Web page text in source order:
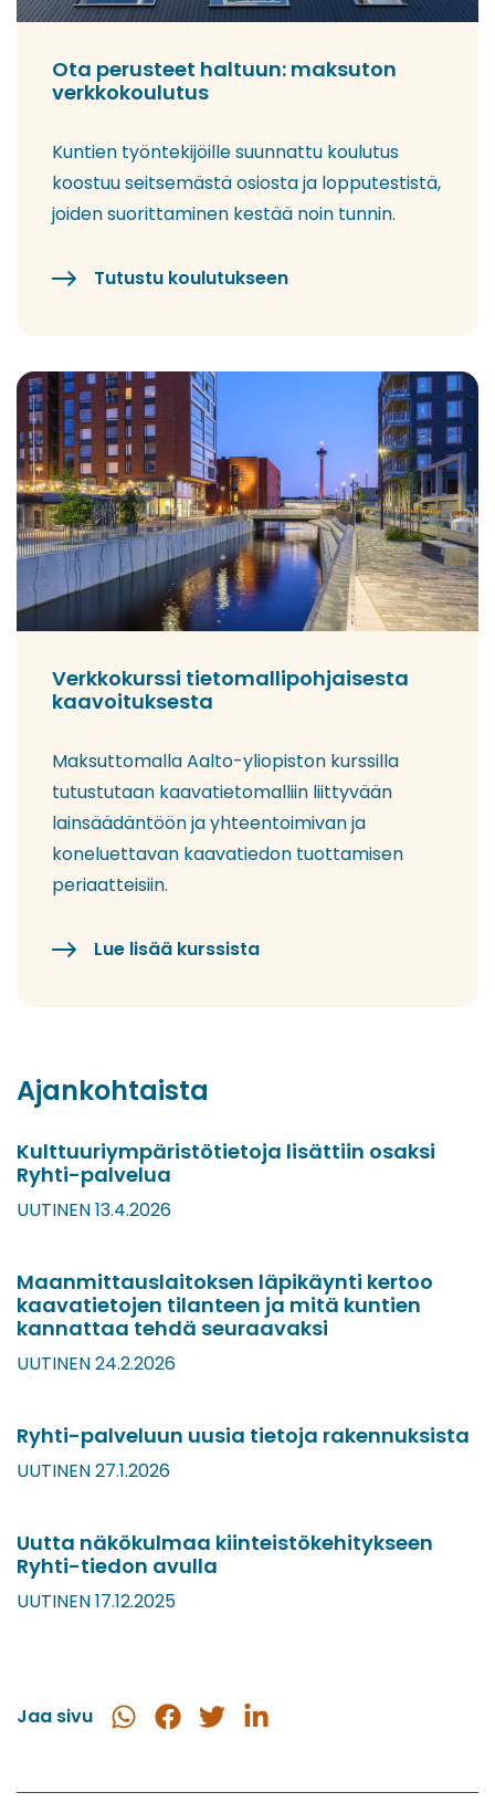
Ota perusteet haltuun: maksuton
verkkokoulutus
Kuntien työntekijöille suunnattu koulutus
koostuu seitsemästä osiosta ja lopputestistä,
joiden suorittaminen kestää noin tunnin.
Tutustu koulutukseen
Verkkokurssi tietomallipohjaisesta
kaavoituksesta
Maksuttomalla Aalto-yliopiston kurssilla
tutustutaan kaavatietomalliin liittyvään
lainsäädäntöön ja yhteentoimivan ja
koneluettavan kaavatiedon tuottamisen
periaatteisiin.
Lue lisää kurssista
Ajankohtaista
Kulttuuriympäristötietoja lisättiin osaksi
Ryhti-palvelua
UUTINEN 13.4.2026
Maanmittauslaitoksen läpikäynti kertoo
kaavatietojen tilanteen ja mitä kuntien
kannattaa tehdä seuraavaksi
UUTINEN 24.2.2026
Ryhti-palveluun uusia tietoja rakennuksista
UUTINEN 27.1.2026
Uutta näkökulmaa kiinteistökehitykseen
Ryhti-tiedon avulla
UUTINEN 17.12.2025
Jaa sivu
Jaa
Jaa
Jaa
Jaa